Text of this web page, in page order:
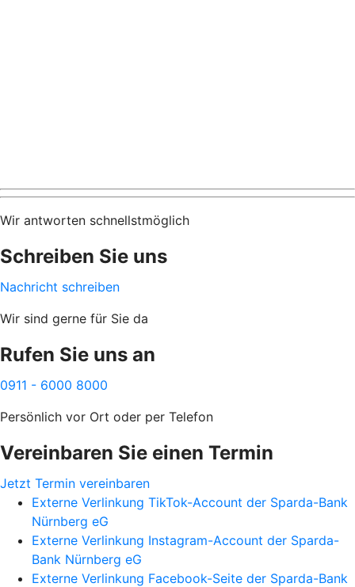
Wir antworten schnellstmöglich
Schreiben Sie uns
Nachricht schreiben
Wir sind gerne für Sie da
Rufen Sie uns an
0911 - 6000 8000
Persönlich vor Ort oder per Telefon
Vereinbaren Sie einen Termin
Jetzt Termin vereinbaren
Externe Verlinkung TikTok-Account der Sparda-Bank
Nürnberg eG
Externe Verlinkung Instagram-Account der Sparda-
Bank Nürnberg eG
Externe Verlinkung Facebook-Seite der Sparda-Bank